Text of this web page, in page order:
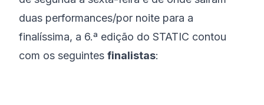
duas performances/por noite para a
finalíssima, a 6.ª edição do STATIC contou
com os seguintes finalistas: